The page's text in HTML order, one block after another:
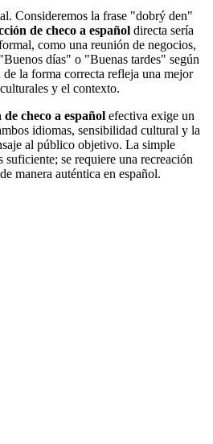
Consideremos la frase "dobrý den"
de checo a español directa sería
como una reunión de negocios,
días" o "Buenas tardes" según
la forma correcta refleja una mejor
y el contexto.
checo a español efectiva exige un
idiomas, sensibilidad cultural y la
al público objetivo. La simple
suficiente; se requiere una recreación
manera auténtica en español.